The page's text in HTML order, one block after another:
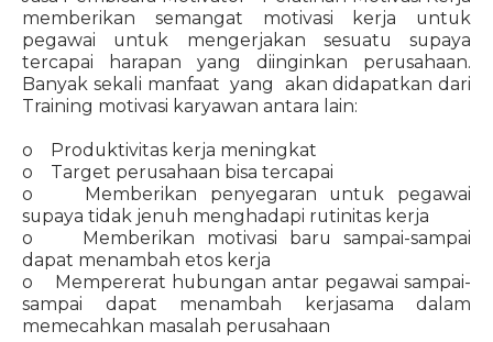
memberikan semangat motivasi kerja untuk
pegawai untuk mengerjakan sesuatu supaya
tercapai harapan yang diinginkan perusahaan.
Banyak sekali manfaat yang akan didapatkan dari
Training motivasi karyawan antara lain:
o Produktivitas kerja meningkat
o Target perusahaan bisa tercapai
o Memberikan penyegaran untuk pegawai
supaya tidak jenuh menghadapi rutinitas kerja
o Memberikan motivasi baru sampai-sampai
dapat menambah etos kerja
o Mempererat hubungan antar pegawai sampai-
sampai dapat menambah kerjasama dalam
memecahkan masalah perusahaan